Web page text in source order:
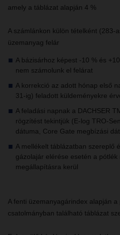
amely a táblázat alapján 4 %
A számlánkon külön tételként (283-
üzemanyag felár
A bázisárhoz képest -10 % és
nem számolunk el felárat
A korrekció az adott hónap első
31-ig) feladott küldeményekre
A feladási napnak a DACHSER
rögzítést tekintjük (E-log TRO-
dátuma, Core Gate megbízási
A mellékelt táblázatban szereplő
gázolajár elérése esetén a pótlék
megállapításra kerül
A fenti üzemanyagárindex alapján
csatolmányban található táblázat